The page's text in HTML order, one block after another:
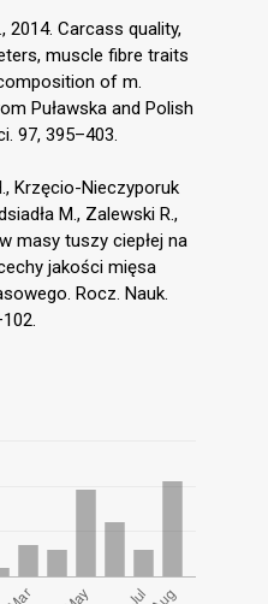
2014. Carcass quality,
muscle fibre traits
of m.
Puławska and Polish
97, 395–403.
Krzęcio-Nieczyporuk
M., Zalewski R.,
masy tuszy ciepłej na
jakości mięsa
Rocz. Nauk.